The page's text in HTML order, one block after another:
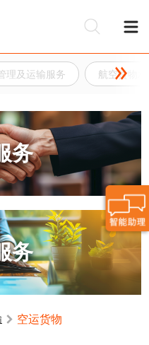
理及运输服务 航空货物
务
务
空运货物